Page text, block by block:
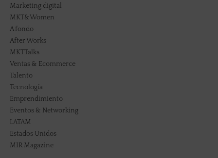
Marketing digital
MKT&Women
A fondo
After Works
MKTTalks
Ventas & Ecommerce
Talento
Tecnología
Emprendimiento
Eventos & Networking
LATAM
Estados Unidos
MIR Magazine